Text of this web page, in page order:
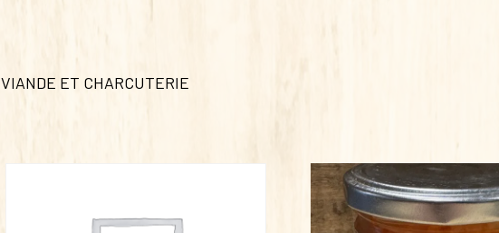
VIANDE ET CHARCUTERIE